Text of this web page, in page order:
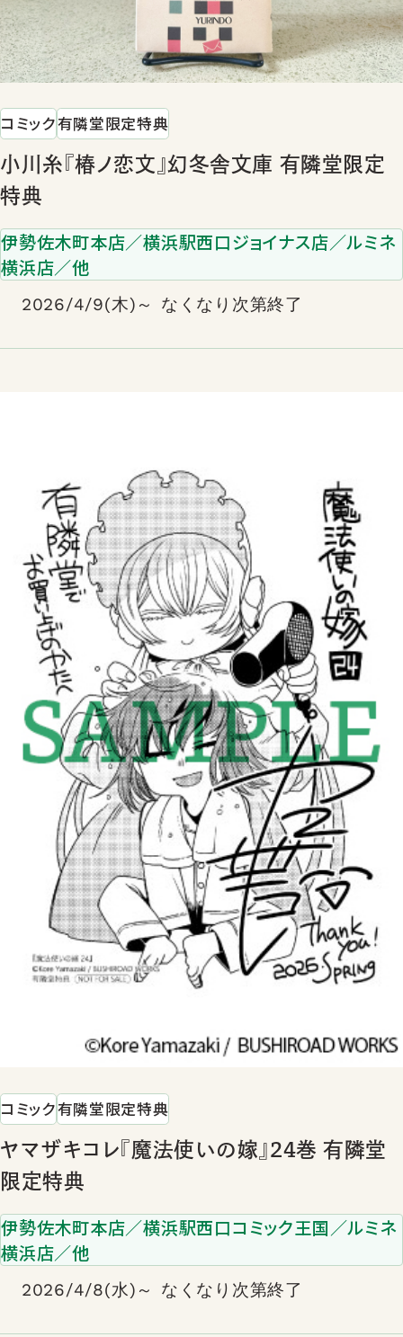
コミック有隣堂限定特典
小川糸『椿ノ恋文』幻冬舎文庫 有隣堂限定
特典
伊勢佐木町本店／横浜駅西口ジョイナス店／ルミネ
横浜店／他
2026/4/9(木)～ なくなり次第終了
コミック有隣堂限定特典
ヤマザキコレ『魔法使いの嫁』24巻 有隣堂
限定特典
伊勢佐木町本店／横浜駅西口コミック王国／ルミネ
横浜店／他
2026/4/8(水)～ なくなり次第終了